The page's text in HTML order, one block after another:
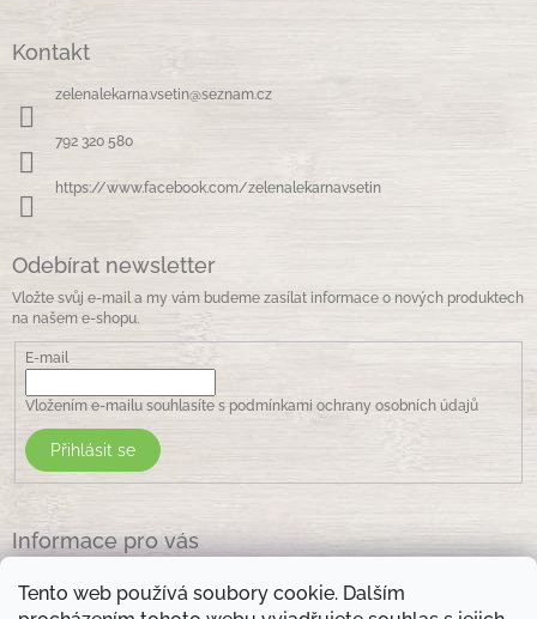
Tento web používá soubory cookie. Dalším
Kontakt
zelenalekarna.vsetin@seznam.cz
792 320 580
https://www.facebook.com/zelenalekarnavsetin
Odebírat newsletter
Vložte svůj e-mail a my vám budeme zasílat informace o nových produktech
na našem e-shopu.
E-mail
Vložením e-mailu souhlasíte s podmínkami ochrany osobních údajů
Přihlásit se
Informace pro vás
Obchodní podmínky